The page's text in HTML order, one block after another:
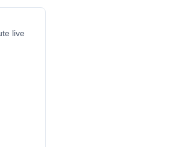
live